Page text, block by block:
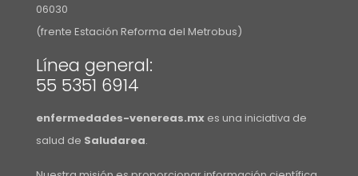
06030
(frente Estación Reforma del Metrobus)
Línea general:
55 5351 6914
enfermedades-venereas.mx es una iniciativa de
salud de Saludarea.